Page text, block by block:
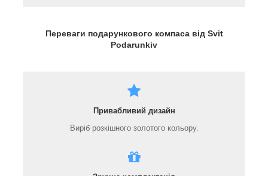
Переваги подарункового компаса від Svit
Podarunkiv
Привабливий дизайн
Виріб розкішного золотого кольору.